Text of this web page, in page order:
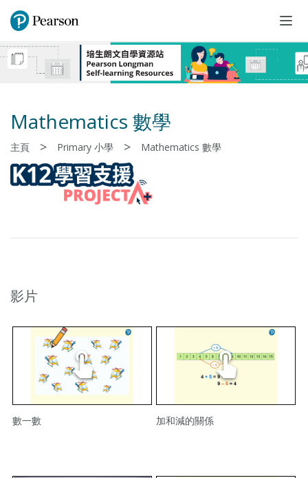
Mathematics 數學
主頁 > Primary 小學 > Mathematics 數學
影片
數一數 加和減的關係